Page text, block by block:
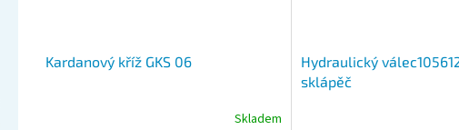
Kardanový kříž GKS 06
Skladem
Hydraulický
sklápěč